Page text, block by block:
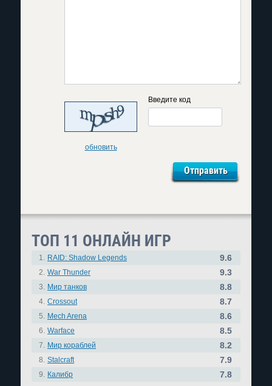
обновить
Введите код
ТОП 11 ОНЛАЙН ИГР
1. RAID: Shadow Legends 9.6
2. War Thunder 9.3
3. Мир танков 8.8
4. Crossout 8.7
5. Mech Arena 8.6
6. Warface 8.5
7. Мир кораблей 8.2
8. Stalcraft 7.9
9. Калибр 7.8